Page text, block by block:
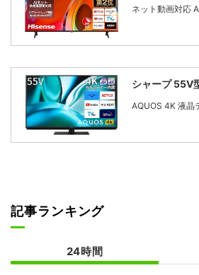
ネット動画対応
シャープ 55V
AQUOS 4K 液晶
記事ランキング
24時間